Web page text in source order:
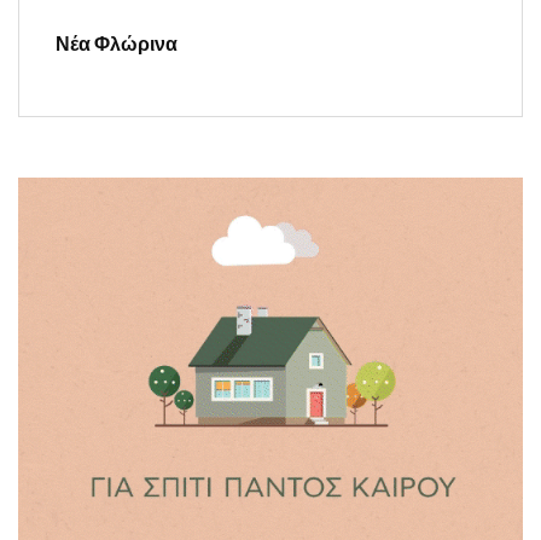
Νέα Φλώρινα